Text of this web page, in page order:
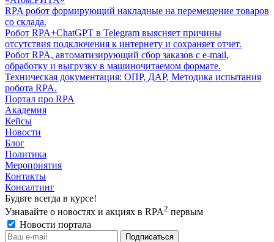
RPA робот формирующий накладные на перемещение товаров
со склада.
Робот RPA+ChatGPT в Telegram выясняет причины
отсутствия подключения к интернету и сохраняет отчет.
Робот RPA, автоматизирующий сбор заказов с e-mail,
обработку и выгрузку в машиночитаемом формате.
Техническая документация: ОПР, ДАР, Методика испытания
робота RPA.
Портал про RPA
Академия
Кейсы
Новости
Блог
Политика
Мероприятия
Контакты
Консалтинг
Будьте всегда в курсе!
Узнавайте о новостях и акциях в RPA2 первым
Новости портала